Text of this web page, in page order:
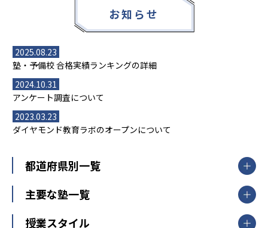
お知らせ
2025.08.23
塾・予備校 合格実績ランキングの詳細
2024.10.31
アンケート調査について
2023.03.23
ダイヤモンド教育ラボのオープンについて
都道府県別一覧
北海道・東北
山形県
福島県
主要な塾一覧
【掲載塾一覧を見る】
授業スタイル